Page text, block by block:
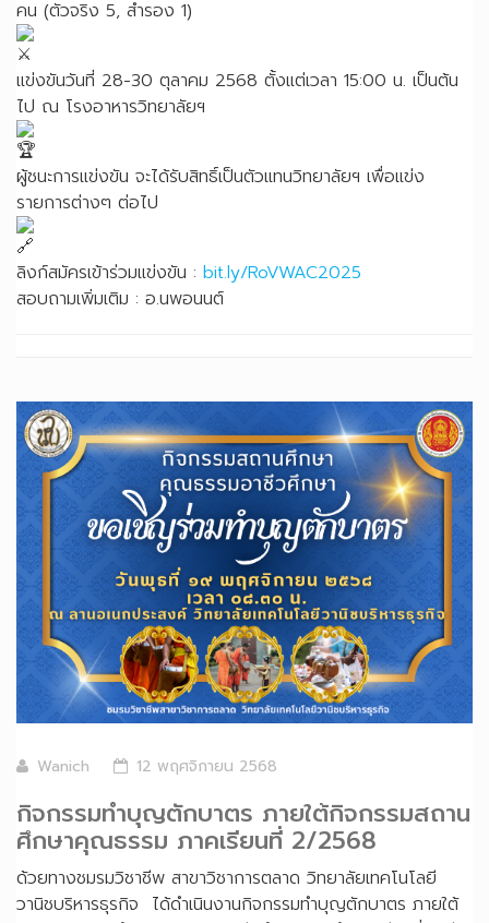
คน (ตัวจริง 5, สำรอง 1)
แข่งขันวันที่ 28-30 ตุลาคม 2568 ตั้งแต่เวลา 15:00 น. เป็นต้น
ไป ณ โรงอาหารวิทยาลัยฯ
ผู้ชนะการแข่งขัน จะได้รับสิทธิ์เป็นตัวแทนวิทยาลัยฯ เพื่อแข่ง
รายการต่างๆ ต่อไป
ลิงก์สมัครเข้าร่วมแข่งขัน : bit.ly/RoVWAC2025
สอบถามเพิ่มเติม : อ.นพอนนต์
Wanich 12 พฤศจิกายน 2568
กิจกรรมทำบุญตักบาตร ภายใต้กิจกรรมสถาน
ศึกษาคุณธรรม ภาคเรียนที่ 2/2568
ด้วยทางชมรมวิชาชีพ สาขาวิชาการตลาด วิทยาลัยเทคโนโลยี
วานิชบริหารธุรกิจ ได้ดำเนินงานกิจกรรมทำบุญตักบาตร ภายใต้